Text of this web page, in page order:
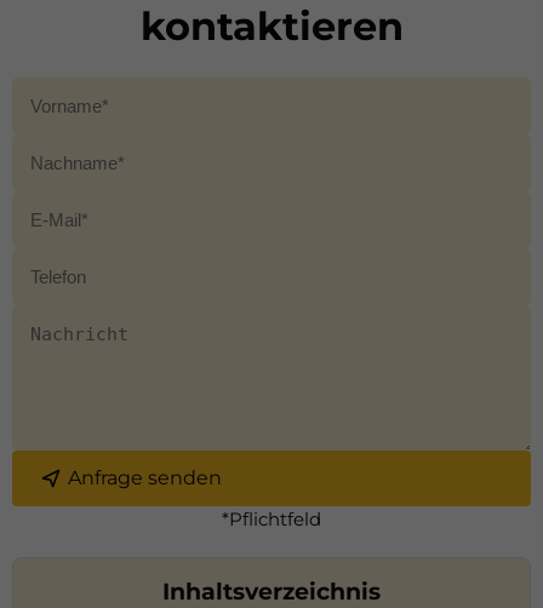
kontaktieren
Anfrage senden
*Pflichtfeld
Inhaltsverzeichnis